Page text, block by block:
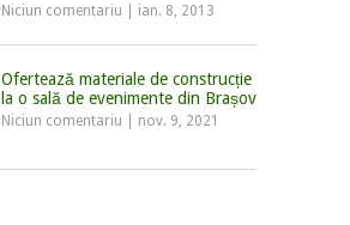
Niciun comentariu ian. 8, 2013
Ofertează materiale de construcție
la o sală de evenimente din Brașov
Niciun comentariu nov. 9, 2021